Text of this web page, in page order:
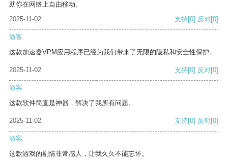
助你在网络上自由移动。
2025-11-02
支持[0] 反对[0]
游客
这款加速器VPM应用程序已经为我们带来了无限的隐私和安全性保护。
2025-11-02 支持[0] 反对[0]
游客
这款软件简直是神器，解决了我所有问题。
2025-11-02 支持[0] 反对[0]
游客
这款游戏的剧情非常感人，让我久久不能忘怀。